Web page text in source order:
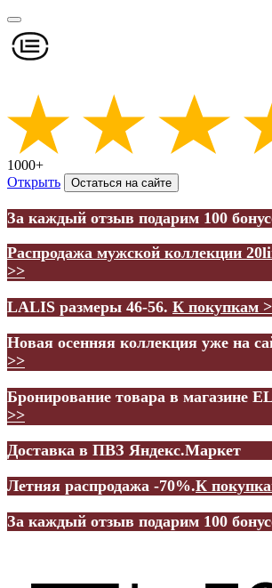
1000+
Открыть
Остаться на сайте
За каждый отзыв подарим 100
Распродажа мужской коллекции
>>
LALIS размеры 46-56. К покупкам
Новая осенняя коллекция уже на
>>
Бронирование товара в магазине
>>
Доставка в ПВЗ Яндекс.Маркет
Летняя распродажа -70%.К
За каждый отзыв подарим 100